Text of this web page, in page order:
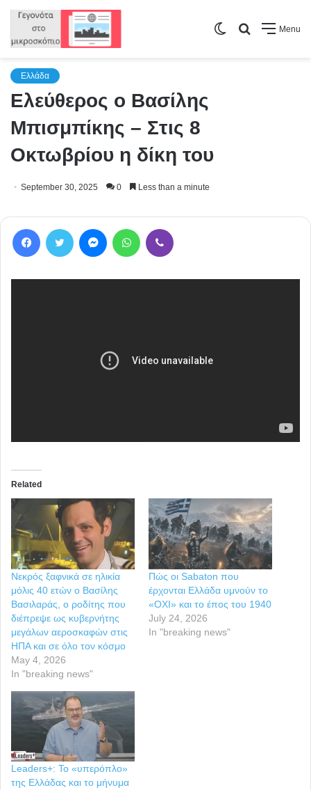
Menu
Search
Switch
Ελλάδα
Ελεύθερος ο Βασίλης
Μπισμπίκης – Στις 8
Οκτωβρίου η δίκη του
September 30, 2025 0 Less than a minute
Related
Νεκρός ξαφνικά σε ηλικία
μόλις 40 ετών ο Βασίλης
Βασιλαράς, ο ροδίτης που
διέπρεψε ως κυβερνήτης
μεγάλων αεροσκαφών στις
ΗΠΑ και σε όλο τον κόσμο
May 4, 2026
In "breaking news"
Πώς οι Sabaton που
έρχονται Ελλάδα υμνούν το
«ΟΧΙ» και το έπος του 1940
July 24, 2026
In "breaking news"
Leaders+: Το «υπερόπλο»
της Ελλάδας και το μήνυμα